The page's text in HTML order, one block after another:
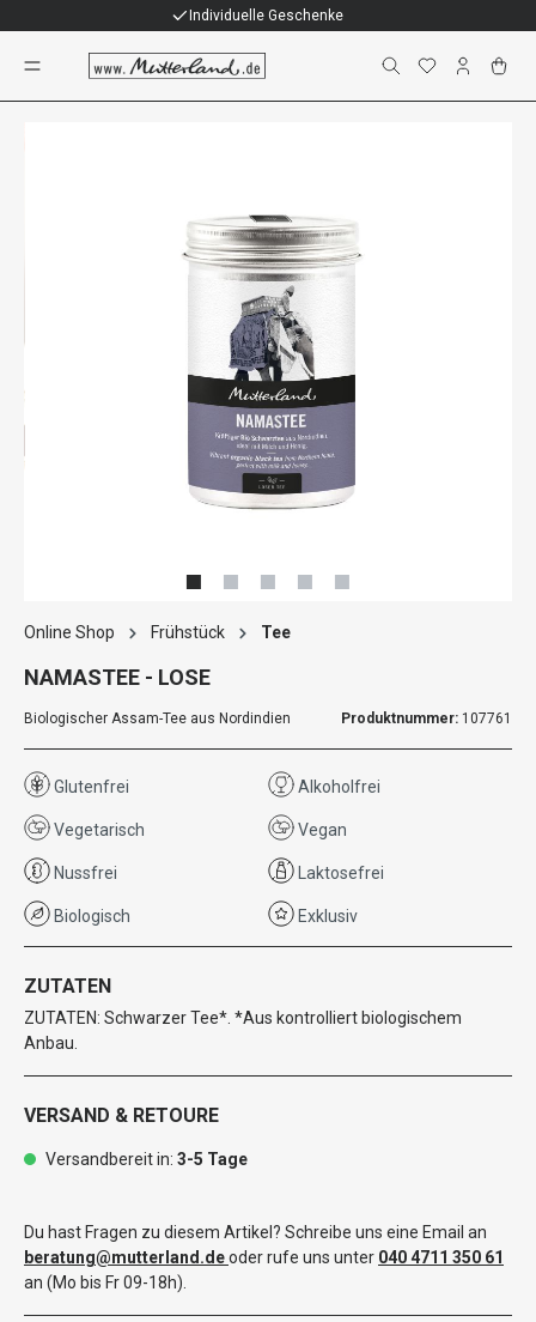
Individuelle Geschenke
Online Shop Frühstück Tee
NAMASTEE - LOSE
Biologischer Assam-Tee aus Nordindien Produktnummer: 107761
Glutenfrei Alkoholfrei
Vegetarisch Vegan
Nussfrei Laktosefrei
Biologisch Exklusiv
ZUTATEN
ZUTATEN: Schwarzer Tee*. *Aus kontrolliert biologischem
Anbau.
VERSAND & RETOURE
Versandbereit in: 3-5 Tage
Du hast Fragen zu diesem Artikel? Schreibe uns eine Email an
beratung@mutterland.deoder rufe uns unter 040 4711 350 61
an (Mo bis Fr 09-18h).